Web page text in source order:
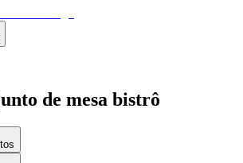
de mesa bistrô